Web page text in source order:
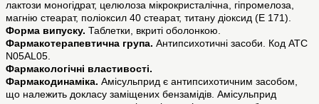
лактози моногідрат, целюлоза мікрокристалічна, гіпромелоза,
магнію стеарат, поліоксил 40 стеарат, титану діоксид (Е 171).
Форма випуску. Таблетки, вкриті оболонкою.
Фармакотерапевтична група. Антипсихотичні засоби. Код АТС
N05AL05.
Фармакологічні властивості.
Фармакодинаміка. Амісульприд є антипсихотичним засобом,
що належить докласу заміщених бензамідів. Амісульприд